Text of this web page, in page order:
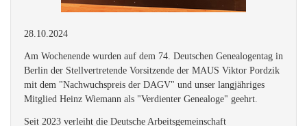
28.10.2024
Am Wochenende wurden auf dem 74. Deutschen Genealogentag in
Berlin der Stellvertretende Vorsitzende der MAUS Viktor Pordzik
mit dem "Nachwuchspreis der DAGV" und unser langjähriges
Mitglied Heinz Wiemann als "Verdienter Genealoge" geehrt.
Seit 2023 verleiht die Deutsche Arbeitsgemeinschaft